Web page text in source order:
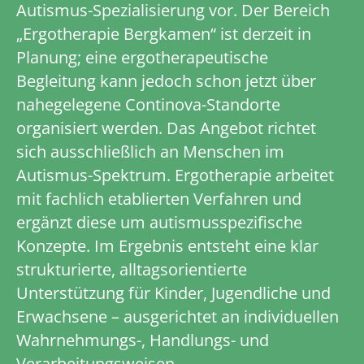
Autismus-Spezialisierung vor. Der Bereich
„Ergotherapie Bergkamen“ ist derzeit in
Planung; eine ergotherapeutische
Begleitung kann jedoch schon jetzt über
nahegelegene Continova-Standorte
organisiert werden. Das Angebot richtet
sich ausschließlich an Menschen im
Autismus-Spektrum. Ergotherapie arbeitet
mit fachlich etablierten Verfahren und
ergänzt diese um autismus­spezifische
Konzepte. Im Ergebnis entsteht eine klar
strukturierte, alltagsorientierte
Unterstützung für Kinder, Jugendliche und
Erwachsene – ausgerichtet an individuellen
Wahrnehmungs-, Handlungs- und